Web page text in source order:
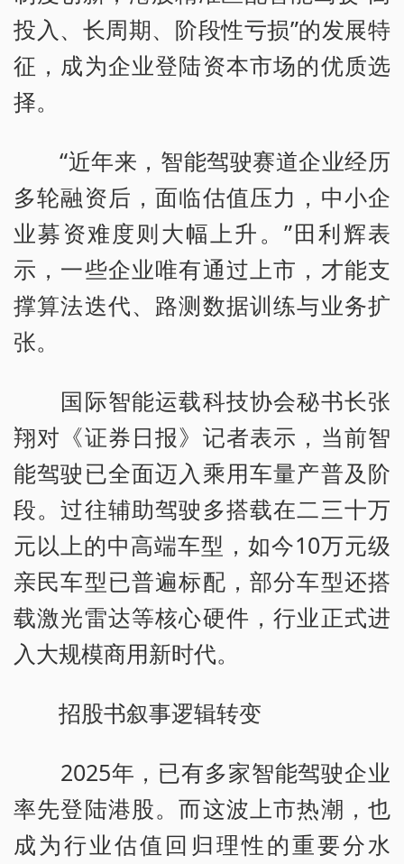
投入、长周期、阶段性亏损”的发展特
征，成为企业登陆资本市场的优质选
择。
“近年来，智能驾驶赛道企业经历
多轮融资后，面临估值压力，中小企
业募资难度则大幅上升。”田利辉表
示，一些企业唯有通过上市，才能支
撑算法迭代、路测数据训练与业务扩
张。
国际智能运载科技协会秘书长张
翔对《证券日报》记者表示，当前智
能驾驶已全面迈入乘用车量产普及阶
段。过往辅助驾驶多搭载在二三十万
元以上的中高端车型，如今10万元级
亲民车型已普遍标配，部分车型还搭
载激光雷达等核心硬件，行业正式进
入大规模商用新时代。
招股书叙事逻辑转变
2025年，已有多家智能驾驶企业
率先登陆港股。而这波上市热潮，也
成为行业估值回归理性的重要分水